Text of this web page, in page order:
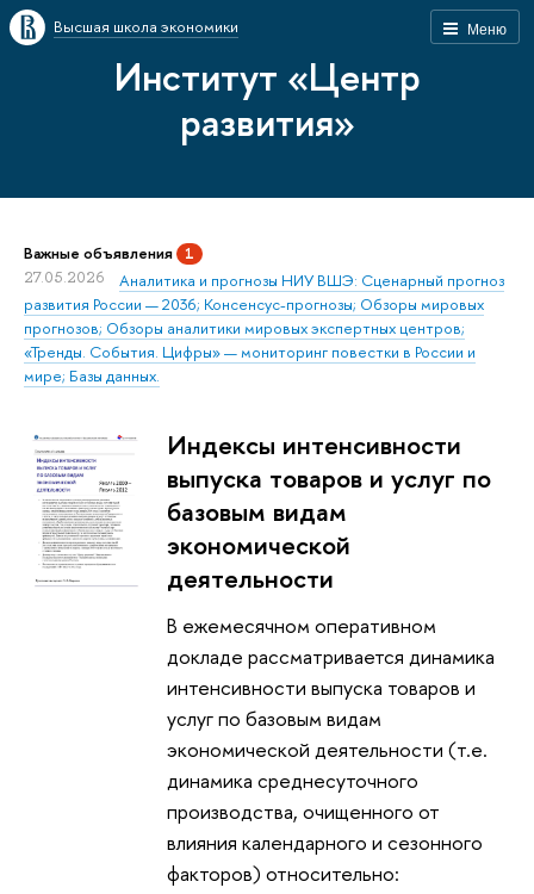
Меню
Высшая школа экономики
Институт «Центр
развития»
Важные объявления 1
27.05.2026
Аналитика и прогнозы НИУ ВШЭ: Сценарный прогноз
развития России — 2036; Консенсус-прогнозы; Обзоры мировых
прогнозов; Обзоры аналитики мировых экспертных центров;
«Тренды. События. Цифры» — мониторинг повестки в России и
мире; Базы данных.
Индексы интенсивности
выпуска товаров и услуг по
базовым видам
экономической
деятельности
В ежемесячном оперативном
докладе рассматривается динамика
интенсивности выпуска товаров и
услуг по базовым видам
экономической деятельности (т.е.
динамика среднесуточного
производства, очищенного от
влияния календарного и сезонного
факторов) относительно: